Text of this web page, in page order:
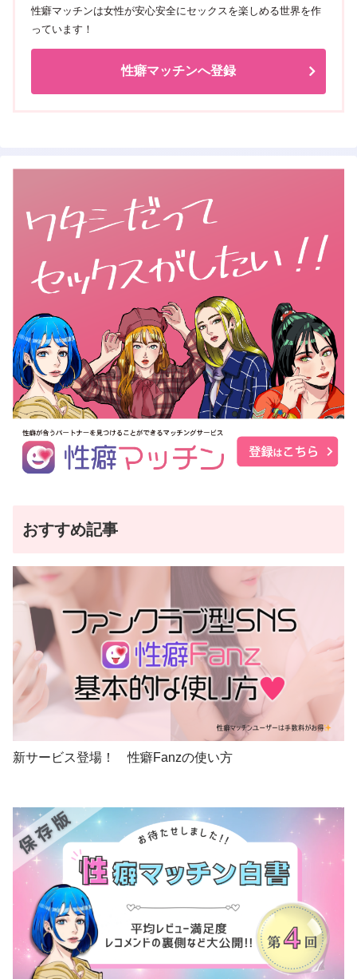
性癖マッチンは女性が安心安全にセックスを楽しめる世界を作
っています！
性癖マッチンへ登録
おすすめ記事
新サービス登場！ 性癖Fanzの使い方